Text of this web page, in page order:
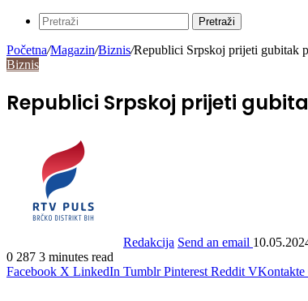
Pretraži
Početna/Magazin/Biznis/Republici Srpskoj prijeti gubitak
Biznis
Republici Srpskoj prijeti
Redakcija Send an email
0 287 3 minutes read
Facebook X LinkedIn Tumblr Pinterest Reddit VKontakte